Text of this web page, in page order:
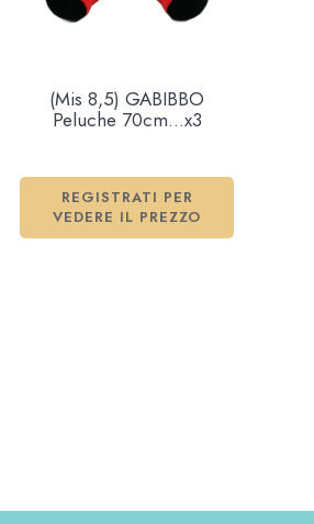
(Mis 8,5) GABIBBO
Peluche 70cm…x3
REGISTRATI PER
VEDERE IL PREZZO